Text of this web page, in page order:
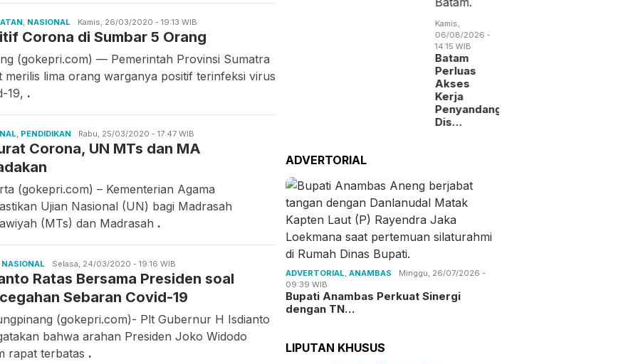
, NASIONAL Nana
Kamis, 26/03/2020 - 19:13 WIB
Corona di Sumbar 5 Orang
(gokepri.com) — Pemerintah Provinsi Sumatra
merilis lima orang warganya positif terinfeksi virus
19, .
, PENDIDIKAN iwan
Rabu, 25/03/2020 - 17:47 WIB
Corona, UN MTs dan MA
(gokepri.com) – Kementerian Agama
Ujian Nasional (UN) bagi Madrasah
(MTs) dan Madrasah .
NASIONAL Ilham
Selasa, 24/03/2020 - 19:16 WIB
Ratas Bersama Presiden soal
Sebaran Covid-19
(gokepri.com)- Plt Gubernur H Isdianto
bahwa arahan Presiden Joko Widodo
rapat terbatas .
Kamis,
06/08/2026 -
14:15 WIB
Batam
Perluas
Akses
Kerja
Penyandang
Dis…
ADVERTORIAL
ADVERTORIAL ,ANAMBAS
Minggu, 26/07/2026 -
09:39 WIB
Bupati Anambas Perkuat Sinergi
dengan TN…
LIPUTAN KHUSUS